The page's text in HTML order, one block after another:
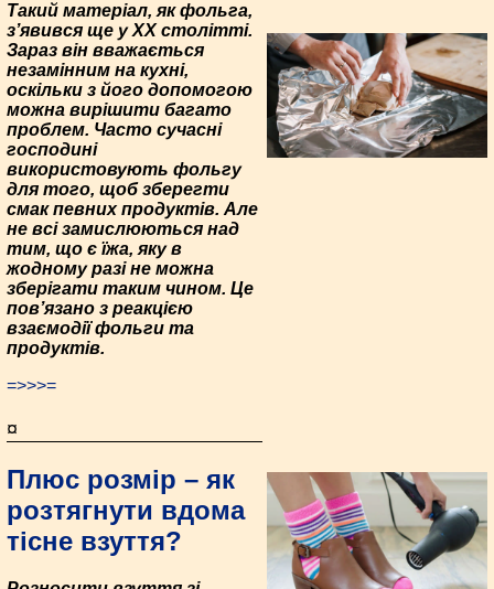
Такий матеріал, як фольга,
з’явився ще у XX столітті.
Зараз він вважається
незамінним на кухні,
оскільки з його допомогою
можна вирішити багато
проблем. Часто сучасні
господині
використовують фольгу
для того, щоб зберегти
смак певних продуктів. Але
не всі замислюються над
тим, що є їжа, яку в
жодному разі не можна
зберігати таким чином. Це
пов’язано з реакцією
взаємодії фольги та
продуктів.
=>>>=
¤
Плюс розмір – як
розтягнути вдома
тісне взуття?